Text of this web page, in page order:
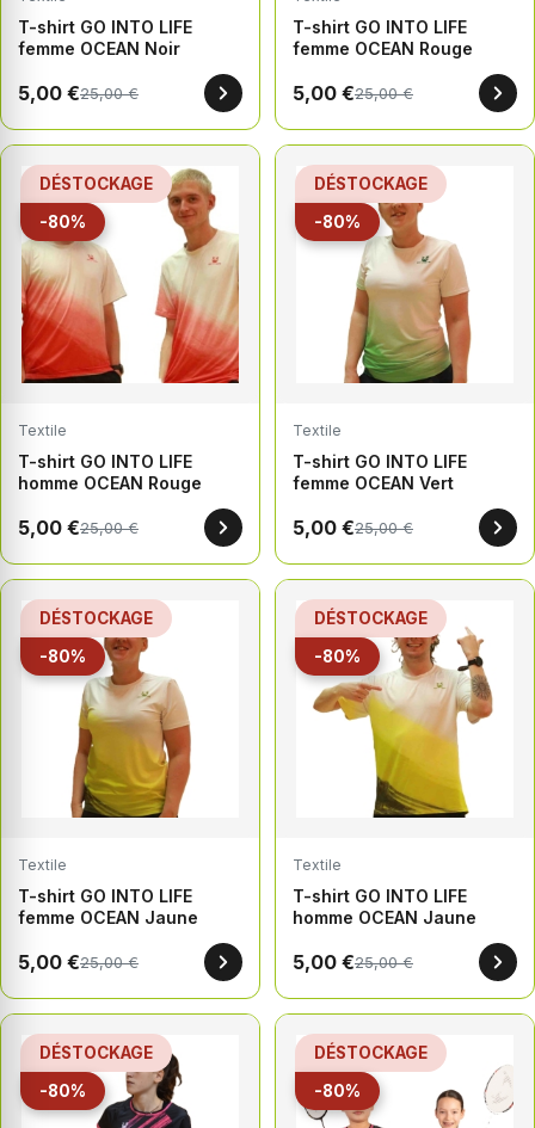
T-shirt GO INTO LIFE
femme OCEAN Noir
5,00 €25,00 €
T-shirt GO INTO LIFE
femme OCEAN Rouge
5,00 €25,00 €
DÉSTOCKAGE
-80%
Textile
T-shirt GO INTO LIFE
homme OCEAN Rouge
5,00 €25,00 €
DÉSTOCKAGE
-80%
Textile
T-shirt GO INTO LIFE
femme OCEAN Vert
5,00 €25,00 €
DÉSTOCKAGE
-80%
Textile
T-shirt GO INTO LIFE
femme OCEAN Jaune
5,00 €25,00 €
DÉSTOCKAGE
-80%
Textile
T-shirt GO INTO LIFE
homme OCEAN Jaune
5,00 €25,00 €
DÉSTOCKAGE
-80%
DÉSTOCKAGE
-80%